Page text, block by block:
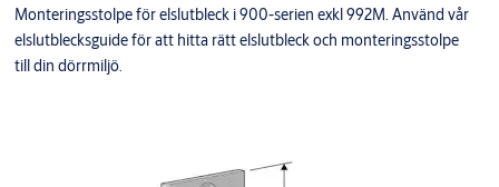
Monteringsstolpe för elslutbleck i 900-serien exkl 992M. Använd vår
elslutblecksguide för att hitta rätt elslutbleck och monteringsstolpe
till din dörrmiljö.